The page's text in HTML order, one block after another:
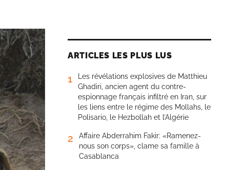
ARTICLES LES PLUS LUS
1
Les révélations explosives de Matthieu
Ghadiri, ancien agent du contre-
espionnage français infiltré en Iran, sur
les liens entre le régime des Mollahs, le
Polisario, le Hezbollah et l’Algérie
2
Affaire Abderrahim Fakir: «Ramenez-
nous son corps», clame sa famille à
Casablanca